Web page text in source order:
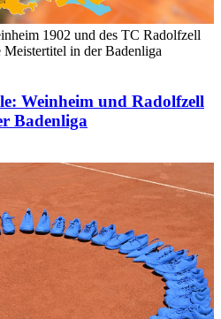
1902 und des TC Radolfzell
Meistertitel in der Badenliga
Weinheim und Radolfzell
Badenliga